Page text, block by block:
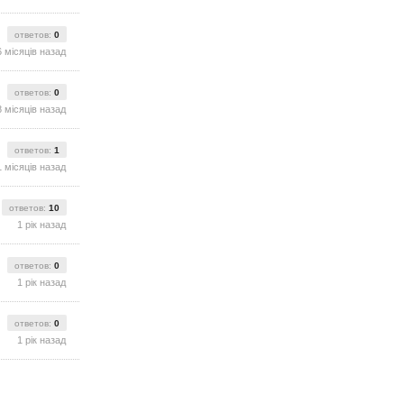
ответов: 0
місяців назад
ответов: 0
місяців назад
ответов: 1
місяців назад
ответов: 10
1 рік назад
ответов: 0
1 рік назад
ответов: 0
1 рік назад